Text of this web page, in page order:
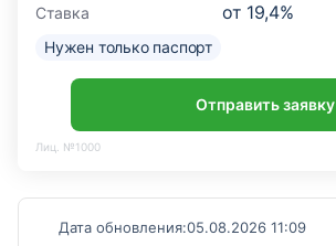
Ставка от 19,4%
Нужен только паспорт
Отправить заявку
Лиц. №1000
Дата обновления:05.08.2026 11:09